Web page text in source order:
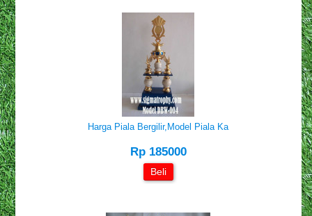
Harga Piala Bergilir,Model Piala Ka
Rp 185000
Beli